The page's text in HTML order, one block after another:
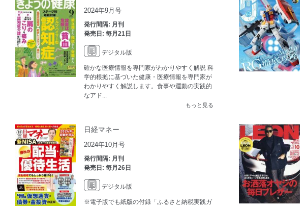
2024年9月号
発行間隔: 月刊
発売日: 毎月21日
デジタル版
確かな医療情報を専門家がわかりやすく解説 科
学的根拠に基づいた健康・医療情報を専門家が
わかりやすく解説します。食事や運動の実践的
なアド...
もっと見る
日経マネー
2024年10月号
発行間隔: 月刊
発売日: 毎月26日
デジタル版
※電子版でも紙版の付録「ふるさと納税実践ガ